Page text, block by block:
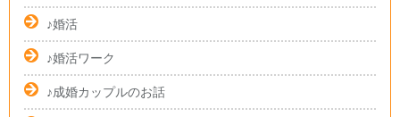
♪婚活
♪婚活ワーク
♪成婚カップルのお話